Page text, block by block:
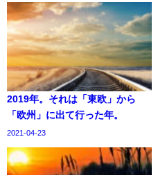
2019年。それは「東欧」から
「欧州」に出て行った年。
2021-04-23